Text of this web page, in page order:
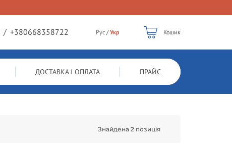
/ +380668358722 Рус /Укр Кошик
ДОСТАВКА І ОПЛАТА ПРАЙС
Знайдена 2 позиція